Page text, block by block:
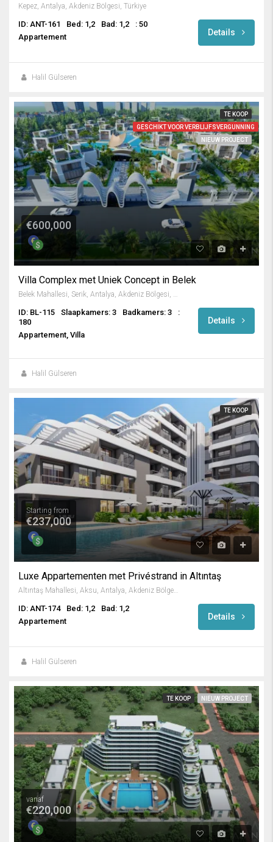
Kepez, Antalya, Akdeniz Bölgesi, Türkiye
ID: ANT-161 Bed: 1,2 Bad: 1,2
: 50
Appartement
Details
Halil Gülseren
TE KOOP
GESCHIKT VOOR VERBLIJFSVERGUNNING
NIEUW PROJECT
€600,000
Villa Complex met Uniek Concept in Belek
Belek Mahallesi, Serik, Antalya, Akdeniz Bölgesi, 07506, Türkiye
ID: BL-115 Slaapkamers: 3 Badkamers: 3
:
180
Appartement, Villa
Details
Halil Gülseren
TE KOOP
Starting from
€237,000
Luxe Appartementen met Privéstrand in Altıntaş
Altıntaş Mahallesi, Aksu, Antalya, Akdeniz Bölgesi, 07112, Türkiye
ID: ANT-174 Bed: 1,2
Bad: 1,2
Appartement
Details
Halil Gülseren
TE KOOP NIEUW PROJECT
vanaf
€220,000